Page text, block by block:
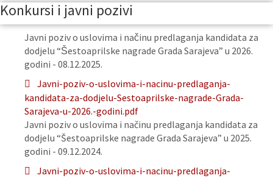
Konkursi i javni pozivi
Javni poziv o uslovima i načinu predlaganja kandidata za
dodjelu “Šestoaprilske nagrade Grada Sarajeva” u 2026.
godini - 08.12.2025.
Javni-poziv-o-uslovima-i-nacinu-predlaganja-
kandidata-za-dodjelu-Sestoaprilske-nagrade-Grada-
Sarajeva-u-2026.-godini.pdf
Javni poziv o uslovima i načinu predlaganja kandidata za
dodjelu “Šestoaprilske nagrade Grada Sarajeva” u 2025.
godini - 09.12.2024.
Javni-poziv-o-uslovima-i-nacinu-predlaganja-